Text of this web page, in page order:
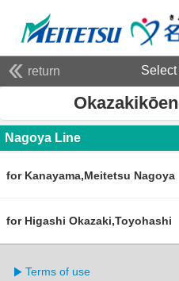
return
Nagoya Line
for Kanayama,Meitetsu Nagoya
for Higashi Okazaki,Toyohashi
Terms of use